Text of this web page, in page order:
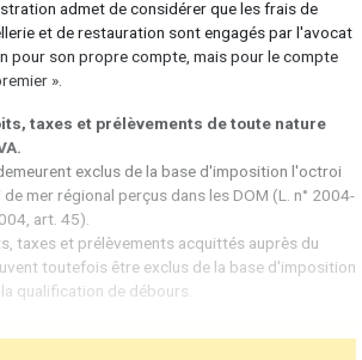
admet de considérer que les frais de
et de restauration sont engagés par l'avocat
pour son propre compte, mais pour le compte
».
taxes et prélèvements de toute nature
exclus de la base d'imposition l'octroi
mer régional perçus dans les DOM (L. n° 2004-
art. 45).
taxes et prélèvements acquittés auprès du
toutefois être exclus de la base d'imposition
qualification de débours.